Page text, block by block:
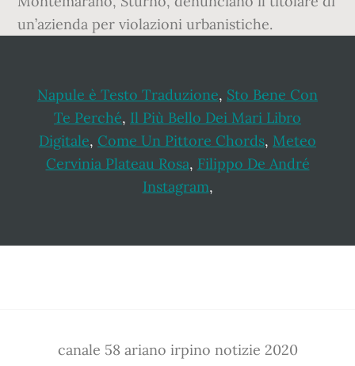
Napule è Testo Traduzione, Sto Bene Con
Te Perché, Il Più Bello Dei Mari Libro
Digitale, Come Un Pittore Chords, Meteo
Cervinia Plateau Rosa, Filippo De André
Instagram,
canale 58 ariano irpino notizie 2020